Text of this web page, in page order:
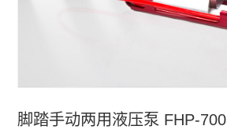
脚踏手动两用液压泵 FHP-700